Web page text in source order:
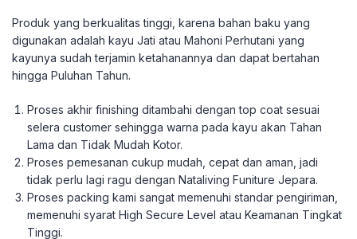
Produk yang berkualitas tinggi, karena bahan baku yang
digunakan adalah kayu Jati atau Mahoni Perhutani yang
kayunya sudah terjamin ketahanannya dan dapat bertahan
hingga Puluhan Tahun.
Proses akhir finishing ditambahi dengan top coat sesuai
selera customer sehingga warna pada kayu akan Tahan
Lama dan Tidak Mudah Kotor.
Proses pemesanan cukup mudah, cepat dan aman, jadi
tidak perlu lagi ragu dengan Nataliving Funiture Jepara.
Proses packing kami sangat memenuhi standar pengiriman,
memenuhi syarat High Secure Level atau Keamanan Tingkat
Tinggi.